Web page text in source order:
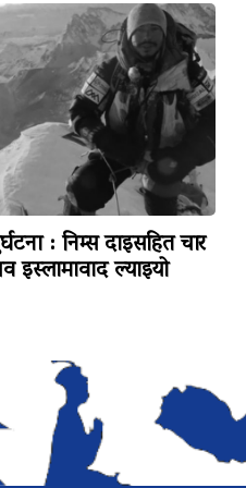
: निम्स दाइसहित चार
इस्लामावाद ल्याइयो